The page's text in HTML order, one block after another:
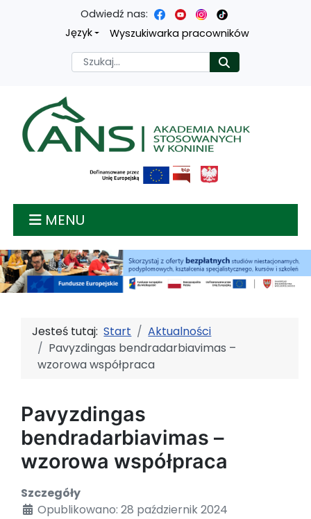
Przejdź
treści
głównej
Przejdź
menu
nawigacyjnego
Przejdź
wyszukiwarki
Przejdź
mapy
strony
Odwiedź nas:
Język
Wyszukiwarka pracowników
Szukaj
Akademia nauk
MENU
Jesteś tutaj:Start
Aktualności
Pavyzdingas bendradarbiavimas –
wzorowa współpraca
Pavyzdingas
bendradarbiavimas –
wzorowa współpraca
Szczegóły
Opublikowano: 28 październik 2024